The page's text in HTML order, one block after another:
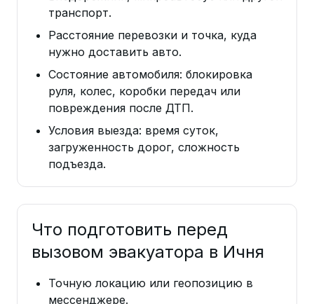
транспорт.
Расстояние перевозки и точка, куда
нужно доставить авто.
Состояние автомобиля: блокировка
руля, колес, коробки передач или
повреждения после ДТП.
Условия выезда: время суток,
загруженность дорог, сложность
подъезда.
Что подготовить перед
вызовом эвакуатора в Ичня
Точную локацию или геопозицию в
мессенджере.